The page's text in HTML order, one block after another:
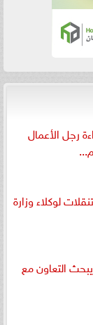
رجل الأعمال
لوكلاء وزارة
يبحث التعاون مع